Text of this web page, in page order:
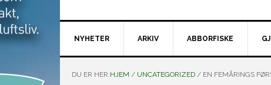
NYHETER ARKIV ABBORFISKE
DU ER HER:HJEM / UNCATEGORIZED / EN FEMÅRINGS